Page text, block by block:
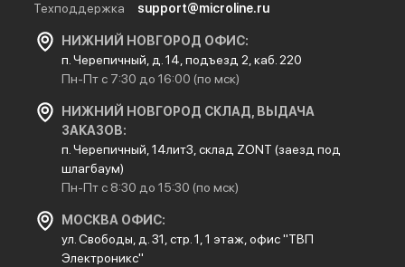
Техподдержка support@microline.ru
НИЖНИЙ НОВГОРОД ОФИС:
п. Черепичный, д. 14, подъезд 2, каб. 220
Пн-Пт с 7:30 до 16:00 (по мск)
НИЖНИЙ НОВГОРОД СКЛАД, ВЫДАЧА
ЗАКАЗОВ:
п. Черепичный, 14лит3, склад ZONT (заезд под
шлагбаум)
Пн-Пт с 8:30 до 15:30 (по мск)
МОСКВА ОФИС:
ул. Свободы, д. 31, стр. 1, 1 этаж, офис "ТВП
Электроникс"